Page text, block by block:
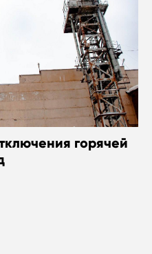
горячей